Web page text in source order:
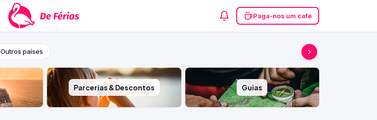
Paga-nos um café
Outros países
Parcerias & Descontos Guias